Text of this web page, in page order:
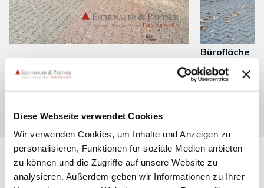
Diese Webseite verwendet Cookies
Wir verwenden Cookies, um Inhalte und Anzeigen zu
personalisieren, Funktionen für soziale Medien anbieten
zu können und die Zugriffe auf unsere Website zu
analysieren. Außerdem geben wir Informationen zu Ihrer
Bürofläche
Mainz
2.876,- €